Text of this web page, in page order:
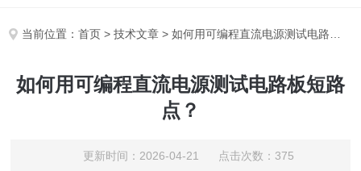
当前位置：首页 >技术文章 > 如何用可编程直流电源测试电路板短路点？
如何用可编程直流电源测试电路板短路
点？
更新时间：2026-04-21 点击次数：375